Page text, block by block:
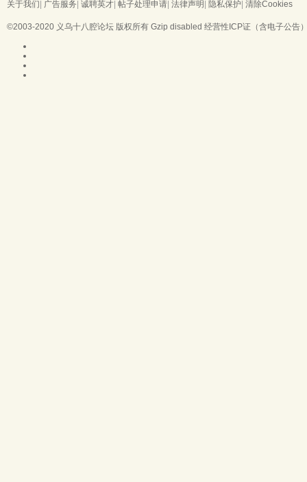
关于我们| 广告服务| 诚聘英才| 帖子处理申请| 法律声明| 隐私保护| 清除Cookies
©2003-2020 义乌十八腔论坛 版权所有 Gzip disabled 经营性ICP证（含电子公告